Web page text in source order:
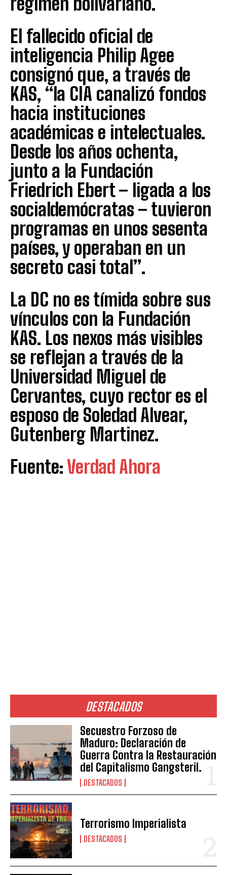
DESTACADOS
Secuestro Forzoso de
Maduro: Declaración de
Guerra Contra la Restauración
del Capitalismo Gangsteril.
DESTACADOS
Terrorismo Imperialista
DESTACADOS
El fallecido oficial de
inteligencia Philip Agee
consignó que, a través de
KAS, “la CIA canalizó fondos
hacia instituciones
académicas e intelectuales.
Desde los años ochenta,
junto a la Fundación
Friedrich Ebert – ligada a los
socialdemócratas – tuvieron
programas en unos sesenta
países, y operaban en un
secreto casi total”.
La DC no es tímida sobre sus
vínculos con la Fundación
KAS. Los nexos más visibles
se reflejan a través de la
Universidad Miguel de
Cervantes, cuyo rector es el
esposo de Soledad Alvear,
Gutenberg Martinez.
Fuente: Verdad Ahora